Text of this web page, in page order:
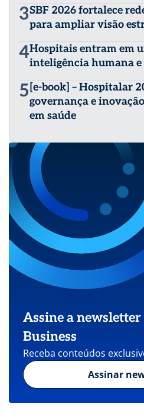
3SBF 2026 fortalece
para ampliar visão
4Hospitais entram em
inteligência humana
5 [e-book] – Hospitalar
governança e
em saúde
Assine a newsletter
Business
Receba conteúdos
Assinar